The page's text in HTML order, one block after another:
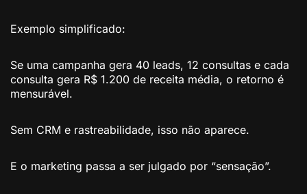
Exemplo simplificado:
Se uma campanha gera 40 leads, 12 consultas e cada
consulta gera R$ 1.200 de receita média, o retorno é
mensurável.
Sem CRM e rastreabilidade, isso não aparece.
E o marketing passa a ser julgado por “sensação”.